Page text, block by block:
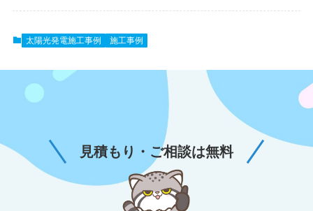
太陽光発電施工事例 施工事例
見積もり・ご相談は無料